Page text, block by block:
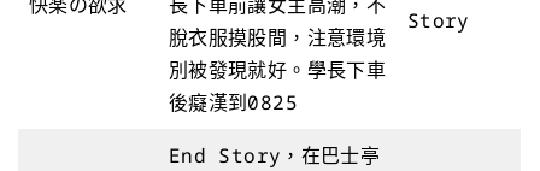
快楽の欲求
長下車前讓女主高潮，不
脫衣服摸股間，注意環境
別被發現就好。學長下車
後癡漢到0825
Story
End Story，在巴士亭